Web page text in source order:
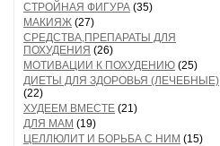
СТРОЙНАЯ ФИГУРА (35)
МАКИЯЖ (27)
СРЕДСТВА,ПРЕПАРАТЫ ДЛЯ
ПОХУДЕНИЯ (26)
МОТИВАЦИИ К ПОХУДЕНИЮ (25)
ДИЕТЫ ДЛЯ ЗДОРОВЬЯ (ЛЕЧЕБНЫЕ)
(22)
ХУДЕЕМ ВМЕСТЕ (21)
ДЛЯ МАМ (19)
ЦЕЛЛЮЛИТ И БОРЬБА С НИМ (15)